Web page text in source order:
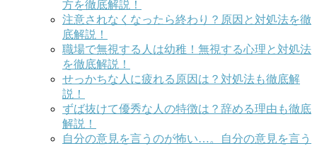
方を徹底解説！
注意されなくなったら終わり？原因と対処法を徹
底解説！
職場で無視する人は幼稚！無視する心理と対処法
を徹底解説！
せっかちな人に疲れる原因は？対処法も徹底解
説！
ずば抜けて優秀な人の特徴は？辞める理由も徹底
解説！
自分の意見を言うのが怖い…。自分の意見を言う